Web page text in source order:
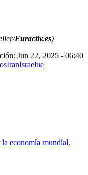
Euractiv.es)
Jun 22, 2025 - 06:40
IranIsraelue
economía mundial,